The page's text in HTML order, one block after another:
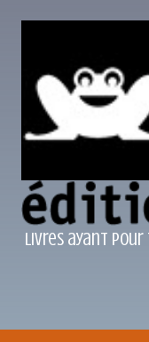
Livres ayant pour